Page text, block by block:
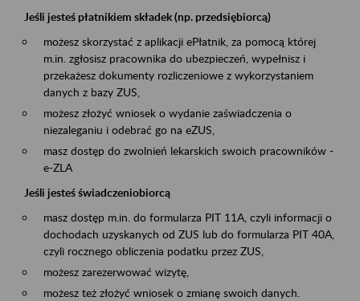
Jeśli jesteś płatnikiem składek (np. przedsiębiorcą)
możesz skorzystać z aplikacji ePłatnik, za pomocą której
m.in. zgłosisz pracownika do ubezpieczeń, wypełnisz i
przekażesz dokumenty rozliczeniowe z wykorzystaniem
danych z bazy ZUS,
możesz złożyć wniosek o wydanie zaświadczenia o
niezaleganiu i odebrać go na eZUS,
masz dostęp do zwolnień lekarskich swoich pracowników -
e-ZLA
Jeśli jesteś świadczeniobiorcą
masz dostęp m.in. do formularza PIT 11A, czyli informacji o
dochodach uzyskanych od ZUS lub do formularza PIT 40A,
czyli rocznego obliczenia podatku przez ZUS,
możesz zarezerwować wizytę,
możesz też złożyć wniosek o zmianę swoich danych.